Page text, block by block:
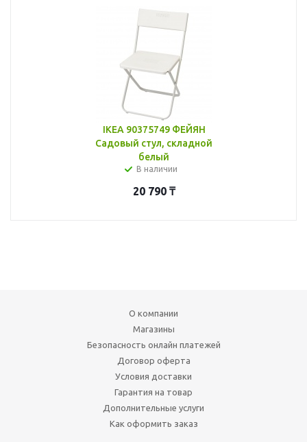
IKEA 90375749 ФЕЙЯН
Садовый стул, складной
белый
В наличии
20 790₸
О компании
Магазины
Безопасность онлайн платежей
Договор оферта
Условия доставки
Гарантия на товар
Дополнительные услуги
Как оформить заказ